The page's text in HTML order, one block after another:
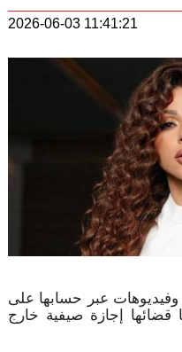
2026-06-03 11:41:21
عبر حسابها على
إجازة صيفية خارج